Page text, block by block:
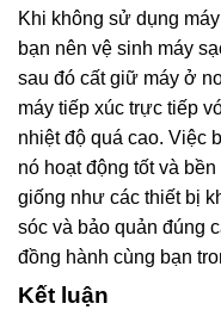
Khi không sử dụng
bạn nên vệ sinh máy
sau đó cất giữ máy ở
máy tiếp xúc trực tiếp
nhiệt độ quá cao. Việc
nó hoạt động tốt và
giống như các thiết bị
sóc và bảo quản đúng
đồng hành cùng bạn
Kết luận